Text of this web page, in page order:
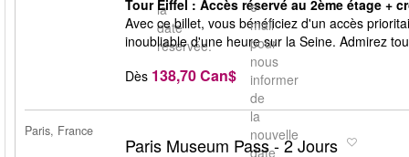
la
date
réservée.
e-
mail
pour
nous
informer
de
la
nouvelle
date
Tour Eiffel : Accès réservé au 2ème étage +
Avec ce billet, vous bénéficiez d'un accès
inoubliable d'une heure sur la Seine. Admirez
Dès 138,70 Can$
Paris, France
Paris Museum Pass - 2 Jours